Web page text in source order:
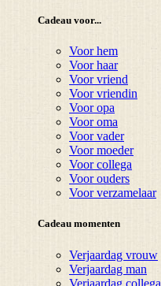
Cadeau voor...
Voor hem
Voor haar
Voor vriend
Voor vriendin
Voor opa
Voor oma
Voor vader
Voor moeder
Voor collega
Voor ouders
Voor verzamelaar
Cadeau momenten
Verjaardag vrouw
Verjaardag man
Verjaardag collega